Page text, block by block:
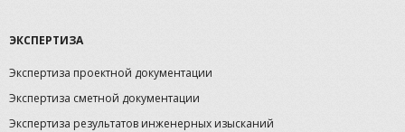
ЭКСПЕРТИЗА
Экспертиза проектной документации
Экспертиза сметной документации
Экспертиза результатов инженерных изысканий